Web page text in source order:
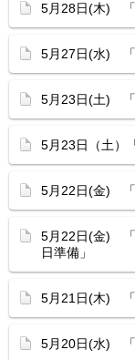
5月28日(木) 「
5月27日(水) 「
5月23日(土) 「
5月23日（土）
5月22日(金)
5月22日(金) 「
日準備」
5月21日(木) 「
5月20日(水) 「